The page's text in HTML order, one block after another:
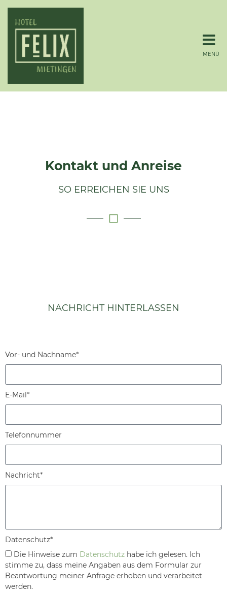
MENÜ
Kontakt und Anreise
SO ERREICHEN SIE UNS
NACHRICHT HINTERLASSEN
Vor- und Nachname*
E-Mail*
Telefonnummer
Nachricht*
Datenschutz*
Die Hinweise zum Datenschutz habe ich gelesen. Ich
stimme zu, dass meine Angaben aus dem Formular zur
Beantwortung meiner Anfrage erhoben und verarbeitet
werden.